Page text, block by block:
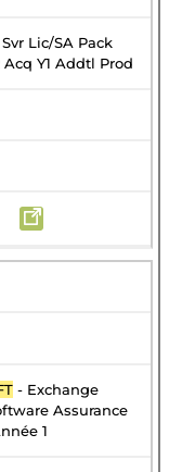
Lic/SA Pack
Acq Y1 Addtl Prod
- Exchange
Assurance
1